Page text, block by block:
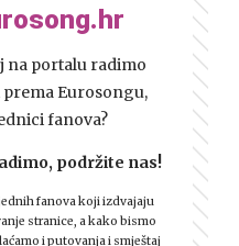
na portalu radimo
Eurosongu,
fanova?
podržite nas!
fanova koji izdvajaju
stranice, a kako bismo
i putovanja i smještaj